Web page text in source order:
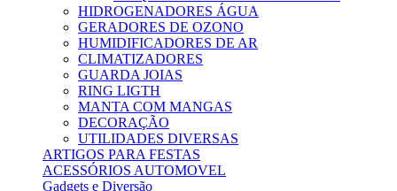
HIDROGENADORES ÁGUA
GERADORES DE OZONO
HUMIDIFICADORES DE AR
CLIMATIZADORES
GUARDA JOIAS
RING LIGTH
MANTA COM MANGAS
DECORAÇÃO
UTILIDADES DIVERSAS
ARTIGOS PARA FESTAS
ACESSÓRIOS AUTOMOVEL
Gadgets e Diversão